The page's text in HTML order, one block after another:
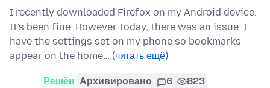
I recently downloaded Firefox on my Android device.
It's been fine. However today, there was an issue. I
have the settings set on my phone so bookmarks
appear on the home… (читать ещё)
Решён Архивировано 6 823